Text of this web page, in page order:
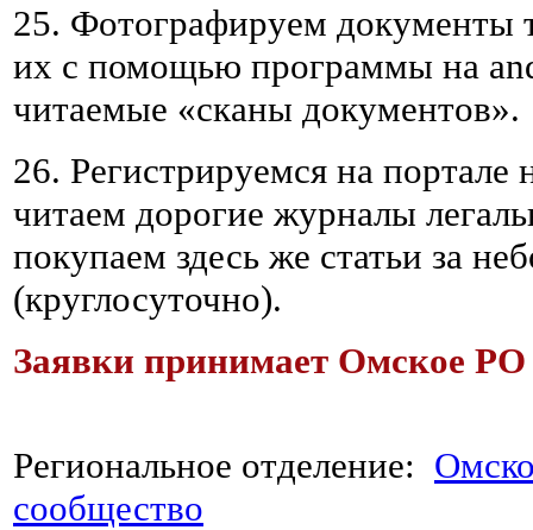
25. Фотографируем документы
их с помощью программы на
читаемые «сканы документов».
26. Регистрируемся на портале
читаем дорогие журналы
покупаем здесь же статьи за
(круглосуточно).
Заявки принимает Омское
Региональное отделение:
сообщество